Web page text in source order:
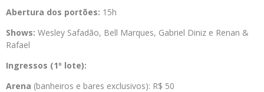
Abertura dos portões: 15h
Shows: Wesley Safadão, Bell Marques, Gabriel Diniz e Renan &
Rafael
Ingressos (1º lote):
Arena (banheiros e bares exclusivos): R$ 50